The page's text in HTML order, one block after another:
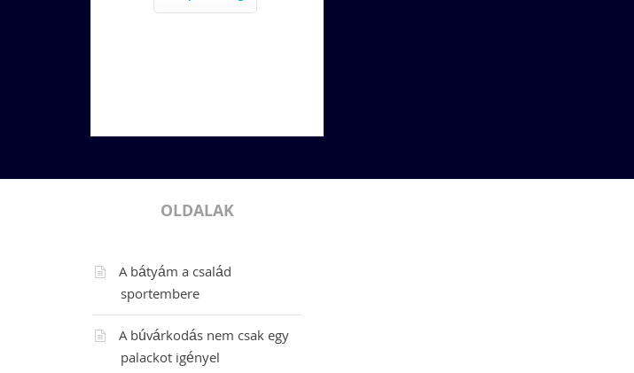
OLDALAK
A bátyám a család
sportembere
A búvárkodás nem csak egy
palackot igényel